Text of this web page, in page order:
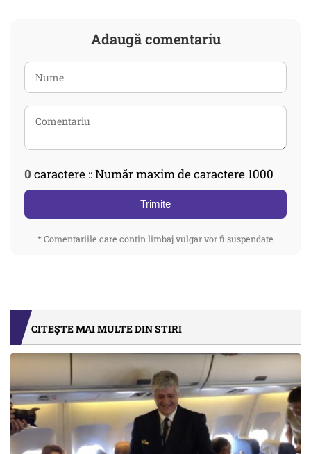
Adaugă comentariu
0 caractere :: Număr maxim de caractere 1000
Trimite
* Comentariile care contin limbaj vulgar vor fi suspendate
CITEȘTE MAI MULTE DIN STIRI